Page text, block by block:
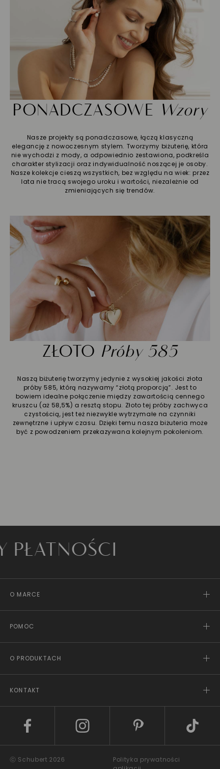
PONADCZASOWE Wzory
Nasze projekty są ponadczasowe, łączą klasyczną
elegancję z nowoczesnym stylem. Tworzymy biżuterię, która
nie wychodzi z mody, a odpowiednio zestawiona, podkreśla
charakter stylizacji oraz indywidualność noszącej je osoby.
Nasze kolekcje cieszą wszystkich, bez względu na wiek: przez
lata nie tracą swojego uroku i wartości, niezależnie od
zmieniających się trendów.
ZŁOTO Próby 585
Naszą biżuterię tworzymy jedynie z wysokiej jakości złota
próby 585, którą nazywamy “złotą proporcją”. Jest to
bowiem idealne połączenie między zawartością cennego
kruszcu (aż 58,5%) a resztą stopu. Złoto tej próby zachwyca
czystością, jest też niezwykle wytrzymałe na czynniki
zewnętrzne i upływ czasu. Dzięki temu nasza biżuteria może
być z powodzeniem przekazywana kolejnym pokoleniom.
O MARCE
POMOC
O PRODUKTACH
KONTAKT
ⓒ Schubert 2026
Polityka prywatności